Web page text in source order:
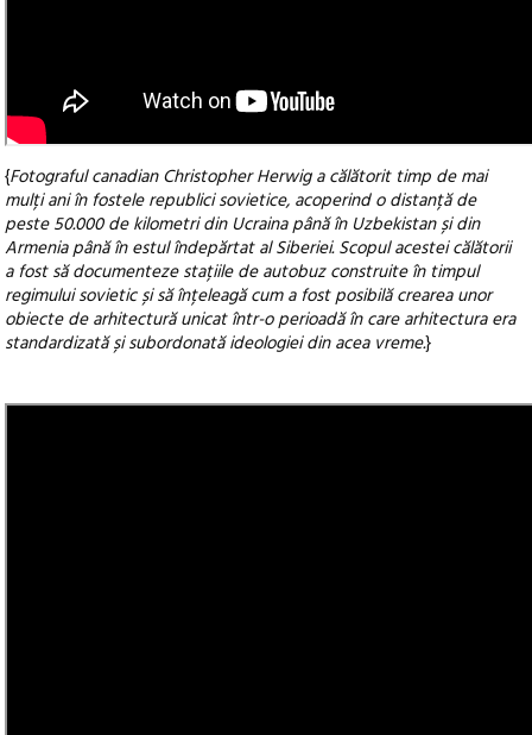
{Fotograful canadian Christopher Herwig a călătorit timp de mai
mulți ani în fostele republici sovietice, acoperind o distanță de
peste 50.000 de kilometri din Ucraina până în Uzbekistan și din
Armenia până în estul îndepărtat al Siberiei. Scopul acestei călătorii
a fost să documenteze stațiile de autobuz construite în timpul
regimului sovietic și să înțeleagă cum a fost posibilă crearea unor
obiecte de arhitectură unicat într-o perioadă în care arhitectura era
standardizată și subordonată ideologiei din acea vreme.}